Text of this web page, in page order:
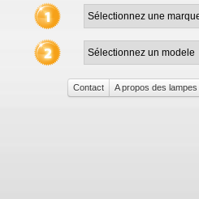
Contact A propos des lampes